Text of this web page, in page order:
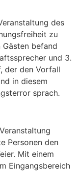
des
zu
befand
und 3.
der den Vorfall
in diesem
sprach.
Personen den
Mit einem
Eingangsbereich